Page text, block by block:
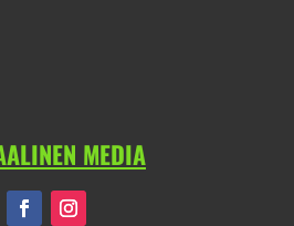
MEDIA